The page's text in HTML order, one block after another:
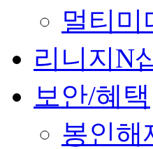
멀티미
리니지N
보안/혜택
봉인해